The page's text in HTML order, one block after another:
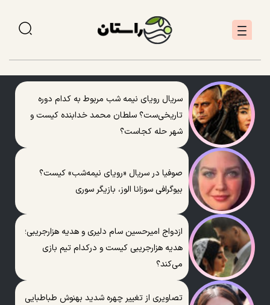
سریال رویای نیمه شب مربوط به کدام دوره
تاریخی‌ست؟ سلطان محمد خدابنده کیست و
شهر حله کجاست؟
صوفیا در سریال «رویای نیمه‌شب» کیست؟
بیوگرافی سوزانا الوز، بازیگر سوری
ازدواج امیرحسین سام دلیری و هدیه هزارجریبی؛
هدیه هزارجریبی کیست و درکدام تیم بازی
می‌کند؟
تصاویری از تغییر چهره شدید بهنوش طباطبایی